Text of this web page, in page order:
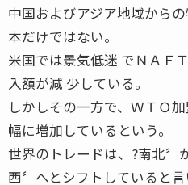
中国およびアジア地域から
本だけではない。
米国では景気低迷 でＮＡＦ
入額が減 少している。
しかしその一方で、ＷＴＯ
幅に増加しているという。
世界のトレードは、?南北〞
西〞へとシフトしていると